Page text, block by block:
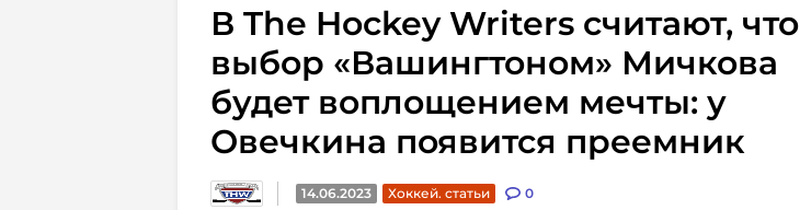
В The Hockey Writers считают, что
выбор «Вашингтоном» Мичкова
будет воплощением мечты: у
Овечкина появится преемник
14.06.2023 Хоккей. статьи 0